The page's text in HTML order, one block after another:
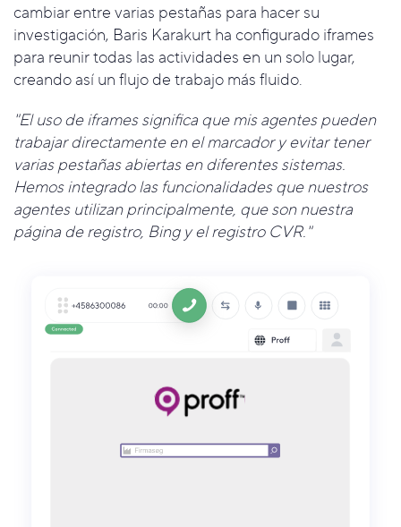
cambiar entre varias pestañas para hacer su
investigación, Baris Karakurt ha configurado iframes
para reunir todas las actividades en un solo lugar,
creando así un flujo de trabajo más fluido.
"El uso de iframes significa que mis agentes pueden
trabajar directamente en el marcador y evitar tener
varias pestañas abiertas en diferentes sistemas.
Hemos integrado las funcionalidades que nuestros
agentes utilizan principalmente, que son nuestra
página de registro, Bing y el registro CVR."